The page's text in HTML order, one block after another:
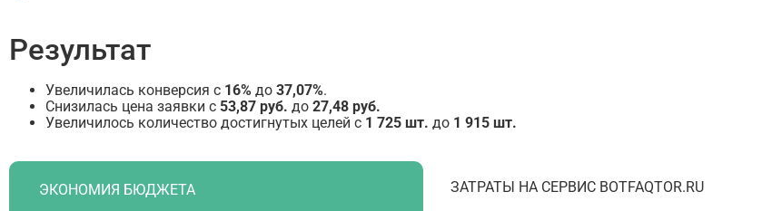
Результат
Увеличилась конверсия с 16% до 37,07%.
Снизилась цена заявки с 53,87 руб. до 27,48 руб.
Увеличилось количество достигнутых целей с 1 725 шт. до 1 915 шт.
ЭКОНОМИЯ БЮДЖЕТА ЗАТРАТЫ НА СЕРВИС BOTFAQTOR.RU